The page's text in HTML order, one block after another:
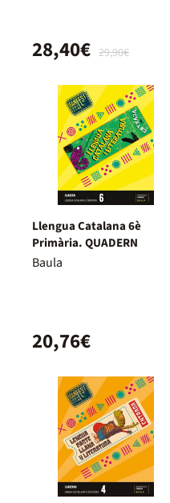
29,90€
28,40€
Llengua Catalana 6è
Primària. QUADERN
Baula
20,76€